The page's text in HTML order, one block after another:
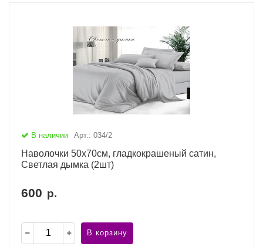
В наличии Арт.: 034/2
Наволочки 50х70см, гладкокрашеный сатин,
Светлая дымка (2шт)
600 р.
В корзину